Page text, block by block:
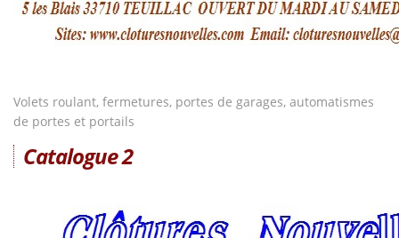
Volets roulant, fermetures, portes de garages, automatismes
de portes et portails
Catalogue 2